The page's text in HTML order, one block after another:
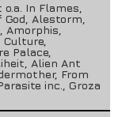
In Flames,
God, Alestorm,
Amorphis,
Culture,
Palace,
Alien Ant
From
inc., Groza